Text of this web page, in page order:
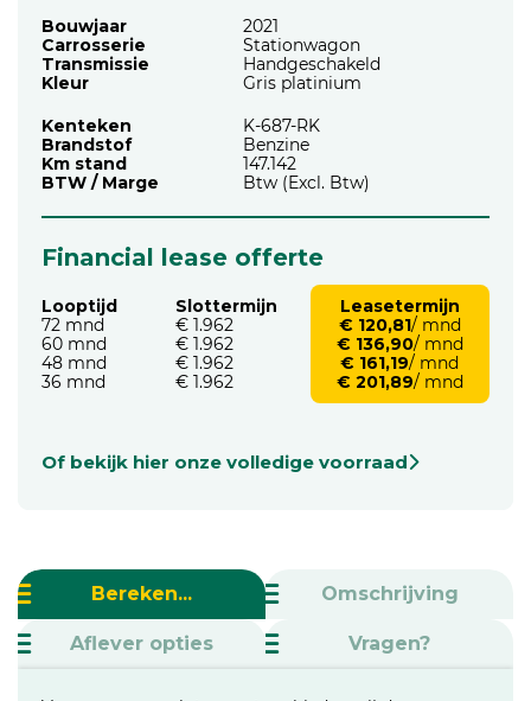
Bouwjaar
2021
Carrosserie
Stationwagon
Transmissie
Handgeschakeld
Kleur
Gris platinium
Kenteken
K-687-RK
Brandstof
Benzine
Km stand
147.142
BTW / Marge
Btw (Excl. Btw)
Financial lease offerte
Looptijd
72 mnd
60 mnd
48 mnd
36 mnd
Slottermijn
€ 1.962
€ 1.962
€ 1.962
€ 1.962
Leasetermijn
€ 120,81/ mnd
€ 136,90/ mnd
€ 161,19/ mnd
€ 201,89/ mnd
Of bekijk hier onze volledige voorraad
Bereken... Omschrijving
Aflever opties Vragen?